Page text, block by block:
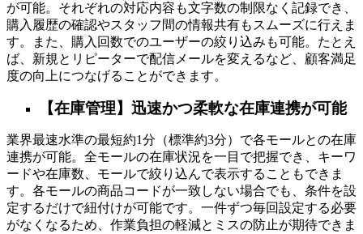
が可能。それぞれの対応内容も文字数の制限なく記録でき、
購入履歴の確認やスタッフ間の情報共有もスムーズに行えま
す。また、購入回数でのユーザーの絞り込みも可能。たとえ
ば、新規とリピーターで配信メールを変えるなど、顧客満足
度の向上につなげることができます。
【在庫管理】迅速かつ柔軟な在庫連携が可能
業界最速水準の最短約1分（標準約3分）で各モールとの在庫
連携が可能。全モールの在庫状況を一目で把握でき、キーワ
ードや在庫数、モールで絞り込んで表示することもできま
す。各モールの商品コードが一致しない場合でも、条件を設
定するだけで紐付けが可能です。一件ずつ毎回設定する必要
がなくなるため、作業負担の軽減とミスの防止が期待できま